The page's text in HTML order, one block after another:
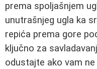
prema spoljašnjem
unutrašnjeg ugla ka
repića prema gore
ključno za
odustajte ako vam